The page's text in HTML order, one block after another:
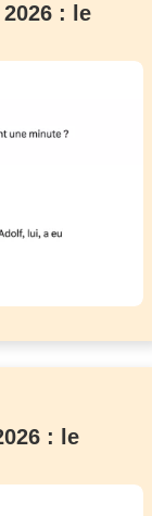
: le
: le